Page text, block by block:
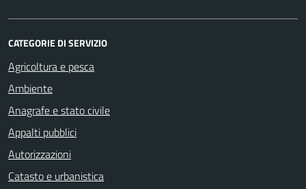
CATEGORIE DI SERVIZIO
Agricoltura e pesca
Ambiente
Anagrafe e stato civile
Appalti pubblici
Autorizzazioni
Catasto e urbanistica